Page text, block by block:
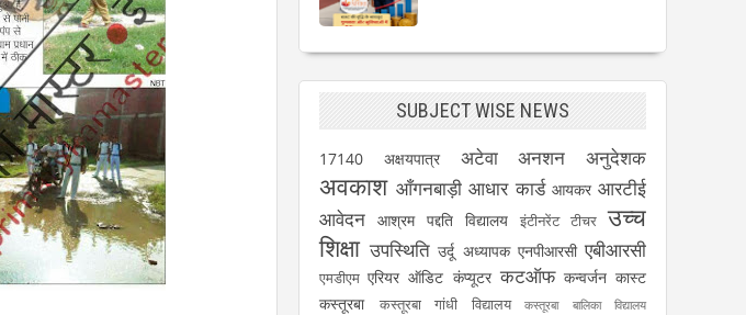
SUBJECT WISE NEWS
17140 अक्षयपात्र अटेवा अनशन अनुदेशक
अवकाश आँगनबाड़ी आधार कार्ड आयकर आरटीई
आवेदन आश्रम पद्दति विद्यालय इंटीनरेंट टीचर उच्च
शिक्षा उपस्थिति उर्दू अध्यापक एनपीआरसी एबीआरसी
एमडीएम एरियर ऑडिट कंप्यूटर कटऑफ कन्वर्जन कास्ट
कस्तूरबा
कस्तूरबा गांधी विद्यालय कस्तूरबा बालिका विद्यालय